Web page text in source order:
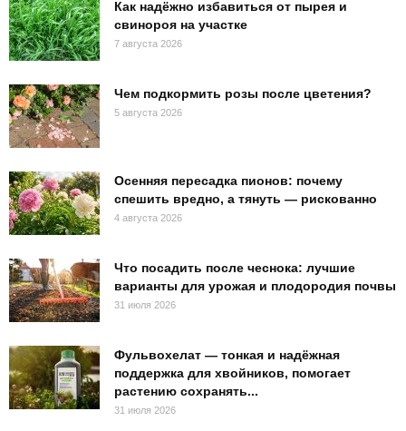
Как надёжно избавиться от пырея и
свинороя на участке
7 августа 2026
Чем подкормить розы после цветения?
5 августа 2026
Осенняя пересадка пионов: почему
спешить вредно, а тянуть — рискованно
4 августа 2026
Что посадить после чеснока: лучшие
варианты для урожая и плодородия почвы
31 июля 2026
Фульвохелат — тонкая и надёжная
поддержка для хвойников, помогает
растению сохранять...
31 июля 2026